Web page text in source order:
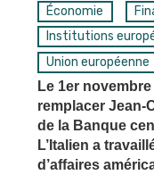
Économie
Institutions
Union européenne
Le 1er
remplacer Jean-
de la Banque
L’Italien a
d’affaires